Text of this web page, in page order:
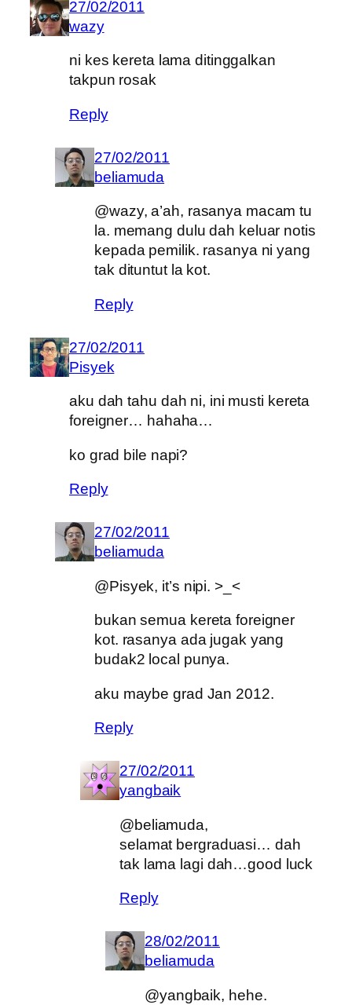
27/02/2011
wazy
ni kes kereta lama ditinggalkan
takpun rosak
Reply
27/02/2011
beliamuda
@wazy, a’ah, rasanya macam tu
la. memang dulu dah keluar notis
kepada pemilik. rasanya ni yang
tak dituntut la kot.
Reply
27/02/2011
Pisyek
aku dah tahu dah ni, ini musti kereta
foreigner… hahaha…
ko grad bile napi?
Reply
27/02/2011
beliamuda
@Pisyek, it’s nipi. >_<
bukan semua kereta foreigner
kot. rasanya ada jugak yang
budak2 local punya.
aku maybe grad Jan 2012.
Reply
27/02/2011
yangbaik
@beliamuda,
selamat bergraduasi… dah
tak lama lagi dah…good luck
Reply
28/02/2011
beliamuda
@yangbaik, hehe.